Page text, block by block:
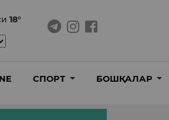
18°
СПОРТ БОШҚАЛАР